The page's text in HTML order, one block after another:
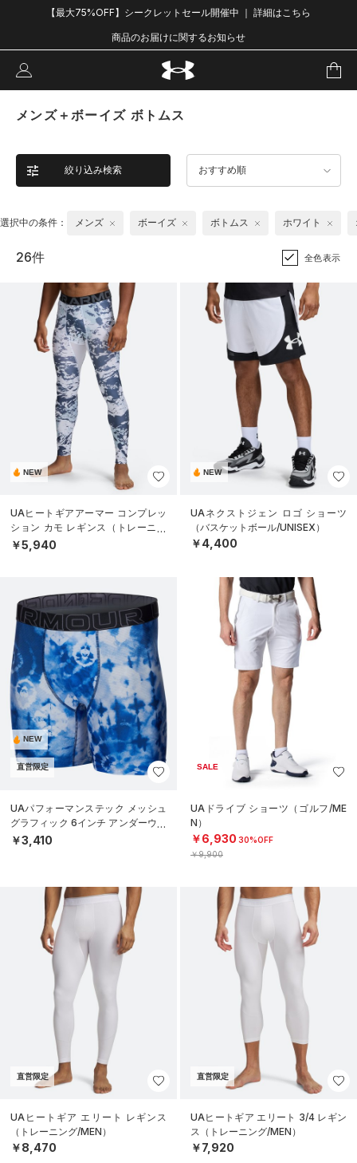
【最大75%OFF】シークレットセール開催中 ｜ 詳細はこちら
商品のお届けに関するお知らせ
メンズ＋ボーイズ ボトムス
絞り込み検索 おすすめ順
選択中の条件： メンズ ボーイズ ボトムス ホワイト
26件 全色表示
NEW
UAヒートギアアーマー コンプレッ
ション カモ レギンス（トレーニン
グ/MEN）
￥5,940
NEW
UAネクストジェン ロゴ ショーツ
（バスケットボール/UNISEX）
￥4,400
NEW
直営限定
UAパフォーマンステック メッシュ
グラフィック 6インチ アンダーウェ
ア（トレーニング/MEN）
￥3,410
SALE
UAドライブ ショーツ（ゴルフ/ME
N）
￥6,930 30%OFF
￥9,900
直営限定
UAヒートギア エリート レギンス
（トレーニング/MEN）
￥8,470
直営限定
UAヒートギア エリート 3/4 レギン
ス（トレーニング/MEN）
￥7,920